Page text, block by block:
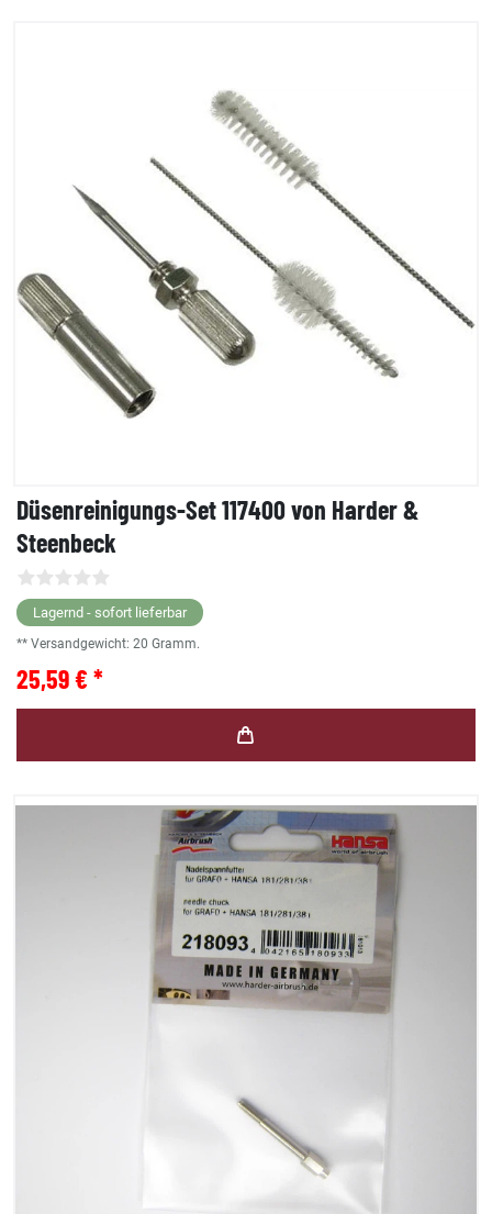
Düsenreinigungs-Set 117400 von Harder &
Steenbeck
Lagernd - sofort lieferbar
** Versandgewicht: 20 Gramm.
25,59 € *